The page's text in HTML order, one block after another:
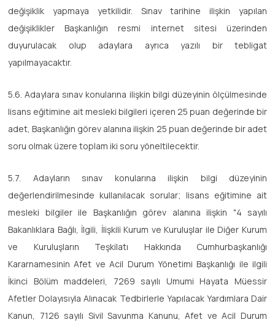
değişiklik yapmaya yetkilidir. Sınav tarihine ilişkin yapılan
değişiklikler Başkanlığın resmi internet sitesi üzerinden
duyurulacak olup adaylara ayrıca yazılı bir tebligat
yapılmayacaktır.
5.6. Adaylara sınav konularına ilişkin bilgi düzeyinin ölçülmesinde
lisans eğitimine ait mesleki bilgileri içeren 25 puan değerinde bir
adet, Başkanlığın görev alanına ilişkin 25 puan değerinde bir adet
soru olmak üzere toplam iki soru yöneltilecektir.
5.7. Adayların sınav konularına ilişkin bilgi düzeyinin
değerlendirilmesinde kullanılacak sorular; lisans eğitimine ait
mesleki bilgiler ile Başkanlığın görev alanına ilişkin "4 sayılı
Bakanlıklara Bağlı, İlgili, İlişkili Kurum ve Kuruluşlar ile Diğer Kurum
ve Kuruluşların Teşkilatı Hakkında Cumhurbaşkanlığı
Kararnamesinin Afet ve Acil Durum Yönetimi Başkanlığı ile ilgili
İkinci Bölüm maddeleri, 7269 sayılı Umumi Hayata Müessir
Afetler Dolayısıyla Alınacak Tedbirlerle Yapılacak Yardımlara Dair
Kanun, 7126 sayılı Sivil Savunma Kanunu, Afet ve Acil Durum